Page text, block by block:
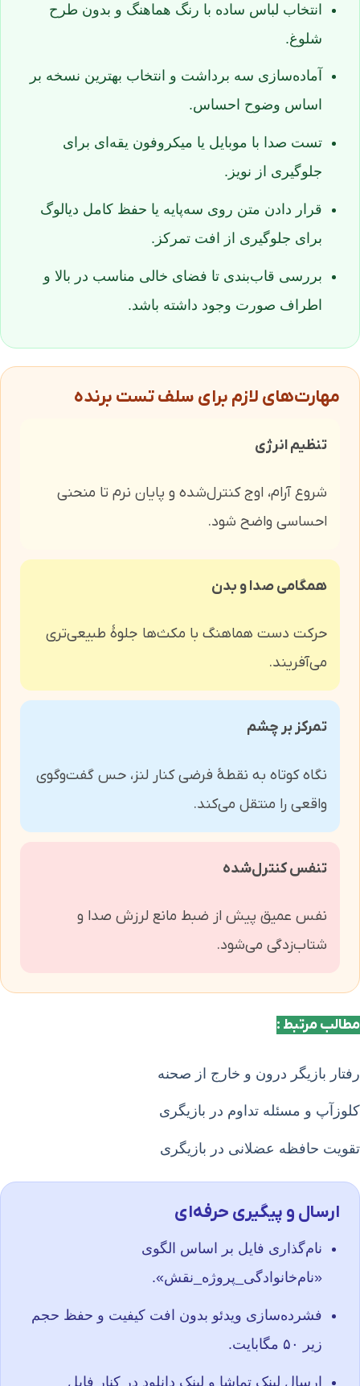
انتخاب لباس ساده با رنگ هماهنگ و بدون طرح
شلوغ.
آماده‌سازی سه برداشت و انتخاب بهترین نسخه بر
اساس وضوح احساس.
تست صدا با موبایل یا میکروفون یقه‌ای برای
جلوگیری از نویز.
قرار دادن متن روی سه‌پایه یا حفظ کامل دیالوگ
برای جلوگیری از افت تمرکز.
بررسی قاب‌بندی تا فضای خالی مناسب در بالا و
اطراف صورت وجود داشته باشد.
مهارت‌های لازم برای سلف‌ تست برنده
تنظیم انرژی
شروع آرام، اوج کنترل‌شده و پایان نرم تا منحنی
احساسی واضح شود.
همگامی صدا و بدن
حرکت دست هماهنگ با مکث‌ها جلوهٔ طبیعی‌تری
می‌آفریند.
تمرکز بر چشم
نگاه کوتاه به نقطهٔ فرضی کنار لنز، حس گفت‌وگوی
واقعی را منتقل می‌کند.
تنفس کنترل‌شده
نفس عمیق پیش از ضبط مانع لرزش صدا و
شتاب‌زدگی می‌شود.
مطالب مرتبط :
رفتار بازیگر درون و خارج از صحنه
کلوزآپ و مسئله تداوم در بازیگری
تقویت حافظه عضلانی در بازیگری
ارسال و پیگیری حرفه‌ای
نام‌گذاری فایل بر اساس الگوی
«نام‌خانوادگی_پروژه_نقش».
فشرده‌سازی ویدئو بدون افت کیفیت و حفظ حجم
زیر ۵۰ مگابایت.
ارسال لینک تماشا و لینک دانلود در کنار فایل